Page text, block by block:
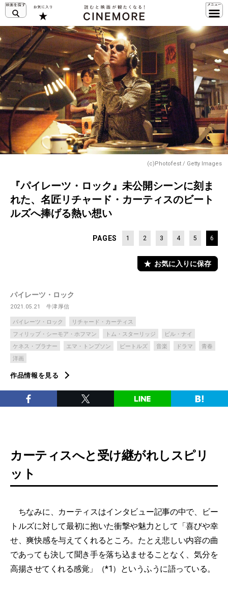
(c)Photofest / Getty Images
『パイレーツ・ロック』未公開シーンに刻ま
れた、名匠リチャード・カーティスのビート
ルズへ捧げる熱い想い
PAGES 1 2 3 4 5 6
お気に入りに保存
パイレーツ・ロック
2021.05.21 牛津厚信
パイレーツ・ロック
リチャード・カーティス
フィリップ・シーモア・ホフマン
トム・スターリッジ
ビル・ナイ
ケネス・ブラナー
エマ・トンプソン ビートルズ 音楽 ドラマ
青春
洋画
作品情報を見る
カーティスへと受け継がれしスピリ
ット
ちなみに、カーティスはインタビュー記事の中で、ビー
トルズに対して最初に抱いた衝撃や魅力として「喜びや幸
せ、爽快感を与えてくれるところ。たとえ悲しい内容の曲
であっても決して聞き手を落ち込ませることなく、気分を
高揚させてくれる感覚」（*1）というふうに語っている。